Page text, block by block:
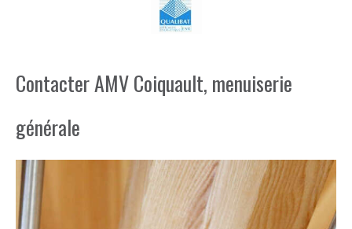
Contacter AMV Coiquault, menuiserie
générale